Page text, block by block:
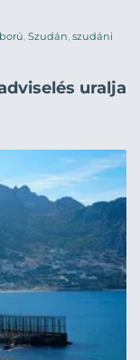
Szudán szudáni
uralja